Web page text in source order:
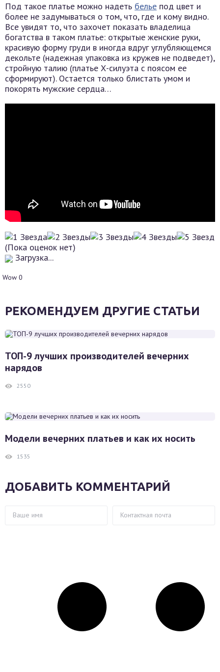
Под такое платье можно надеть белье под цвет и
более не задумываться о том, что, где и кому видно.
Все увидят то, что захочет показать владелица
богатства в таком платье: открытые женские руки,
красивую форму груди в иногда вдруг углубляющемся
декольте (надежная упаковка из кружев не подведет),
стройную талию (платье Х-силуэта с поясом ее
сформируют). Остается только блистать умом и
покорять мужские сердца…
(Пока оценок нет)
Загрузка...
Wow 0
РЕКОМЕНДУЕМ ДРУГИЕ СТАТЬИ
ТОП-9 лучших производителей вечерних
нарядов
2550
Модели вечерних платьев и как их носить
1535
ДОБАВИТЬ КОММЕНТАРИЙ